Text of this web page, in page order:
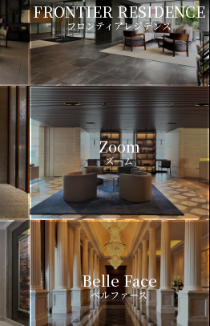
FRONTIER RESIDENCE
フロンティアレジデンス
Zoom
ズーム
Belle Face
ベルファース